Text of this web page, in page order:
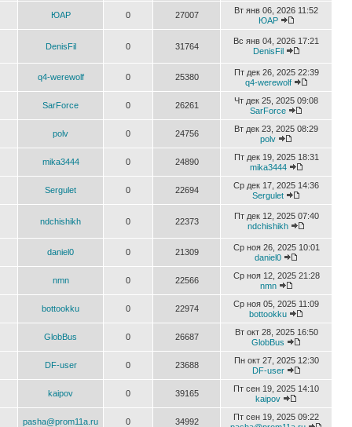
ЮАР 0 27007
Вт янв 06, 2026 11:52
ЮАР
DenisFil 0 31764
Вс янв 04, 2026 17:21
DenisFil
q4-werewolf 0 25380
Пт дек 26, 2025 22:39
q4-werewolf
SarForce 0 26261
Чт дек 25, 2025 09:08
SarForce
polv 0 24756
Вт дек 23, 2025 08:29
polv
mika3444 0 24890
Пт дек 19, 2025 18:31
mika3444
Sergulet 0 22694
Ср дек 17, 2025 14:36
Sergulet
ndchishikh 0 22373
Пт дек 12, 2025 07:40
ndchishikh
daniel0 0 21309
Ср ноя 26, 2025 10:01
daniel0
nmn 0 22566
Ср ноя 12, 2025 21:28
nmn
bottookku 0 22974
Ср ноя 05, 2025 11:09
bottookku
GlobBus 0 26687
Вт окт 28, 2025 16:50
GlobBus
DF-user 0 23688
Пн окт 27, 2025 12:30
DF-user
kaipov 0 39165
Пт сен 19, 2025 14:10
kaipov
pasha@prom11a.ru 0 34992
Пт сен 19, 2025 09:22